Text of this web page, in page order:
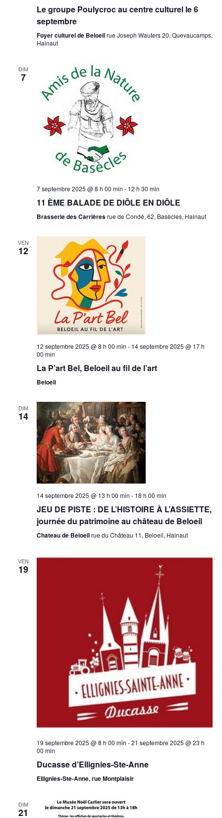
Le groupe Poulycroc au centre culturel le 6
septembre
Foyer culturel de Beloeilrue Joseph Wauters 20, Quevaucamps,
Hainaut
DIM
7
7 septembre 2025 @ 8 h 00 min - 12 h 30 min
11 ÈME BALADE DE DIÔLE EN DIÔLE
Brasserie des Carrièresrue de Condé, 62, Basècles, Hainaut
VEN
12
12 septembre 2025 @ 8 h 00 min - 14 septembre 2025 @ 17 h
00 min
La P’art Bel, Beloeil au fil de l’art
Beloeil
DIM
14
14 septembre 2025 @ 13 h 00 min - 18 h 00 min
JEU DE PISTE : DE L’HISTOIRE À L’ASSIETTE,
journée du patrimoine au château de Beloeil
Chateau de Beloeilrue du Château 11, Beloeil, Hainaut
VEN
19
19 septembre 2025 @ 8 h 00 min -21 septembre 2025 @ 23 h
00 min
Ducasse d’Ellignies-Ste-Anne
Ellignies-Ste-Anne, rue Montplaisir
DIM
21